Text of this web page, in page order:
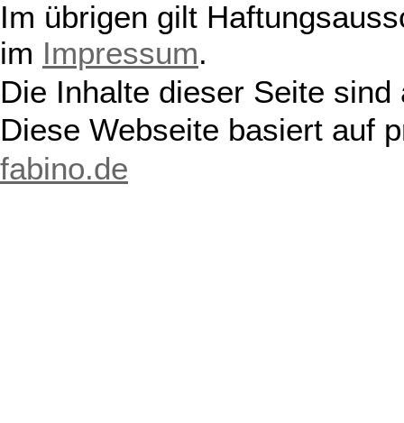
Im übrigen gilt
im Impressum.
Die Inhalte dieser Seite
Diese Webseite basiert auf
fabino.de